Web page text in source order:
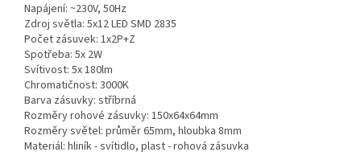
Napájení: ~230V, 50Hz
Zdroj světla: 5x12 LED SMD 2835
Počet zásuvek: 1x2P+Z
Spotřeba: 5x 2W
Svítivost: 5x 180lm
Chromatičnost: 3000K
Barva zásuvky: stříbrná
Rozměry rohové zásuvky: 150x64x64mm
Rozměry světel: průměr 65mm, hloubka 8mm
Materiál: hliník - svítidlo, plast - rohová zásuvka